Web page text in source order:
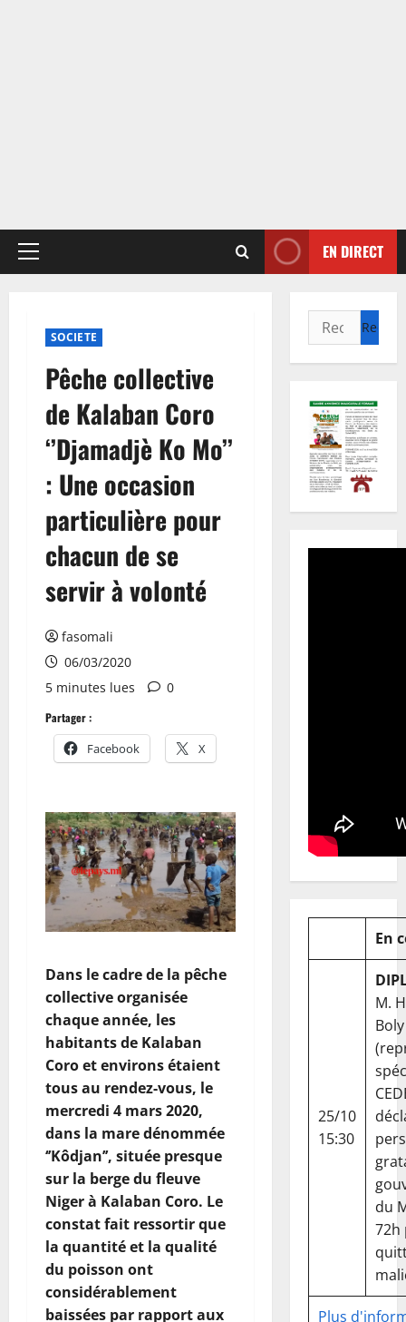
Menu
EN DIRECT
SOCIETE
Pêche collective
de Kalaban Coro
‘’Djamadjè Ko Mo’’
: Une occasion
particulière pour
chacun de se
servir à volonté
fasomali
06/03/2020
5 minutes lues
0
Partager :
Facebook X
Dans le cadre de la pêche
collective organisée
chaque année, les
habitants de Kalaban
Coro et environs étaient
tous au rendez-vous, le
mercredi 4 mars 2020,
dans la mare dénommée
‘’Kôdjan’’, située presque
sur la berge du fleuve
Niger à Kalaban Coro. Le
constat fait ressortir que
la quantité et la qualité
du poisson ont
considérablement
baissées par rapport aux
Rechercher :
En
Plus
25/10
15:30
M.
Boly
du
72h